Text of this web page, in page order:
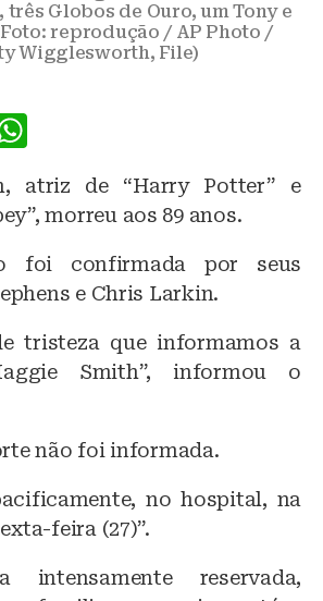
três Globos de Ouro, um Tony e
reprodução / AP Photo /
Wigglesworth, File)
at
s
A
p
p
atriz de “Harry Potter” e
morreu aos 89 anos.
foi confirmada por seus
e Chris Larkin.
tristeza que informamos a
Smith”, informou o
não foi informada.
no hospital, na
feira (27)”.
intensamente reservada,